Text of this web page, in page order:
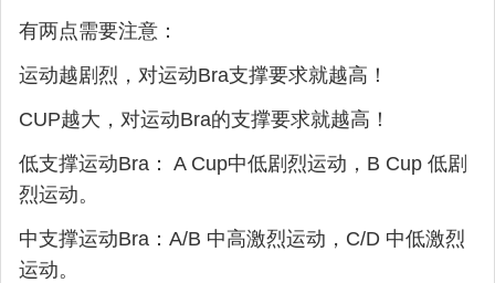
有两点需要注意：
运动越剧烈，对运动Bra支撑要求就越高！
CUP越大，对运动Bra的支撑要求就越高！
低支撑运动Bra： A Cup中低剧烈运动，B Cup 低剧
烈运动。
中支撑运动Bra：A/B 中高激烈运动，C/D 中低激烈
运动。